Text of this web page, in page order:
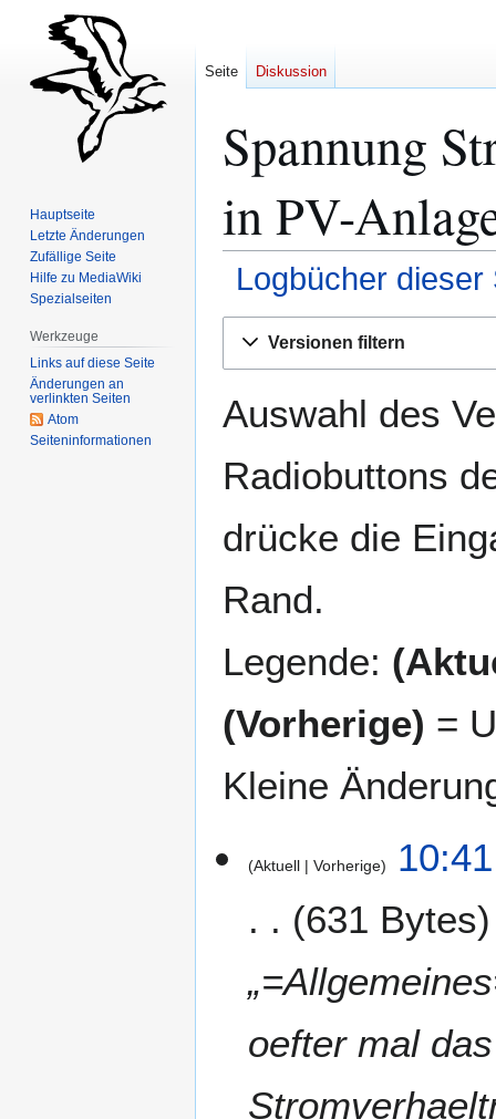
Spannung
in PV-
Logbücher dieser
Navigation
Suche
Versionen filtern
Auswahl des
Radiobuttons
drücke die
Rand.
Legende:
(Vorherige) =
Kleine
0
Aktuell Vorherige
631 Bytes
oefter mal
Seite Diskussion
Hauptseite
Letzte Änderungen
Zufällige Seite
Hilfe zu MediaWiki
Spezialseiten
Werkzeuge
Links auf diese Seite
Änderungen an
verlinkten Seiten
Atom
Seiten­­informationen